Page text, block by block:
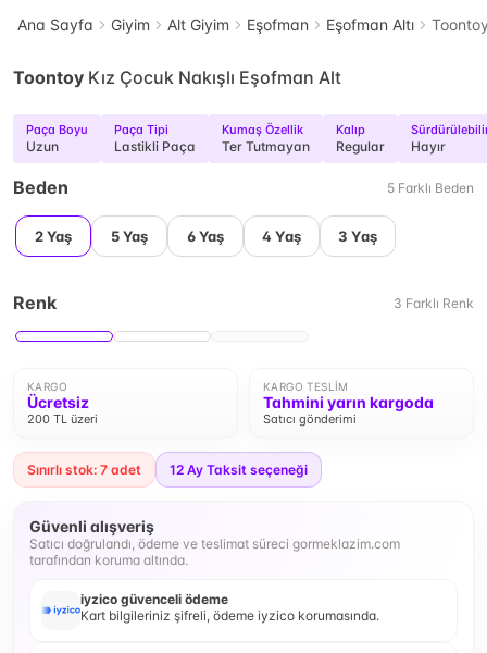
Ana Sayfa Giyim Alt Giyim Eşofman Eşofman Altı
Toontoy Kız Çocuk Nakışlı Eşofman Alt
Paça Boyu
Uzun
Paça Tipi
Lastikli Paça
Kumaş Özellik
Ter Tutmayan
Kalıp
Regular Hayır
Beden 5 Farklı Beden
2 Yaş 5 Yaş 6 Yaş 4 Yaş 3 Yaş
Renk 3 Farklı Renk
KARGO
Ücretsiz
200 TL üzeri
KARGO TESLIM
Tahmini yarın kargoda
Satıcı gönderimi
Sınırlı stok: 7 adet 12 Ay Taksit seçeneği
Güvenli alışveriş
Satıcı doğrulandı, ödeme ve teslimat süreci gormeklazim.com
tarafından koruma altında.
iyzico güvenceli ödeme
Kart bilgileriniz şifreli, ödeme iyzico korumasında.